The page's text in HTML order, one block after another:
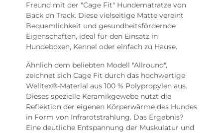
Freund mit der "Cage Fit" Hundematratze von
Back on Track. Diese vielseitige Matte vereint
Bequemlichkeit und gesundheitsfördernde
Eigenschaften, ideal für den Einsatz in
Hundeboxen, Kennel oder einfach zu Hause.
Ähnlich dem beliebten Modell "Allround",
zeichnet sich Cage Fit durch das hochwertige
Welltex®-Material aus 100 % Polypropylen aus.
Dieses spezielle Keramikgewebe nutzt die
Reflektion der eigenen Körperwärme des Hundes
in Form von Infrarotstrahlung. Das Ergebnis?
Eine deutliche Entspannung der Muskulatur und